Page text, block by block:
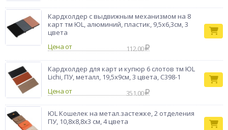
Кардхолдер с выдвижным механизмом на 8
карт тм ЮL, алюминий, пластик, 9,5х6,3см, 3
цвета
Цена от
112.00
Кардхолдер для карт и купюр 6 слотов тм ЮL
Lichi, ПУ, металл, 19,5х9см, 3 цвета, С398-1
Цена от
351.00
ЮL Кошелек на метал.застежке, 2 отделения
ПУ, 10,8х8,8x3 см, 4 цвета